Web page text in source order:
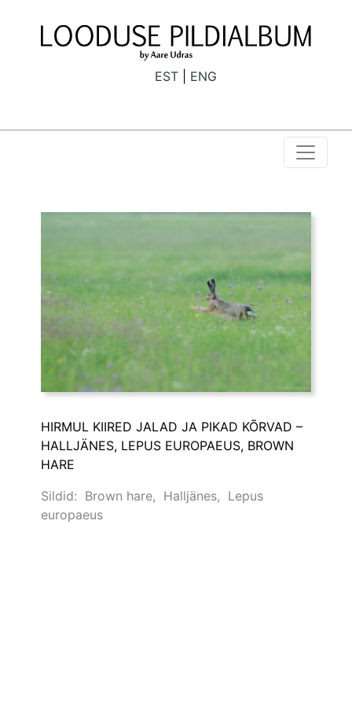
EST ENG
HIRMUL KIIRED JALAD JA PIKAD KÕRVAD –
HALLJÄNES, LEPUS EUROPAEUS, BROWN
HARE
Sildid: Brown hare, Halljänes, Lepus
europaeus